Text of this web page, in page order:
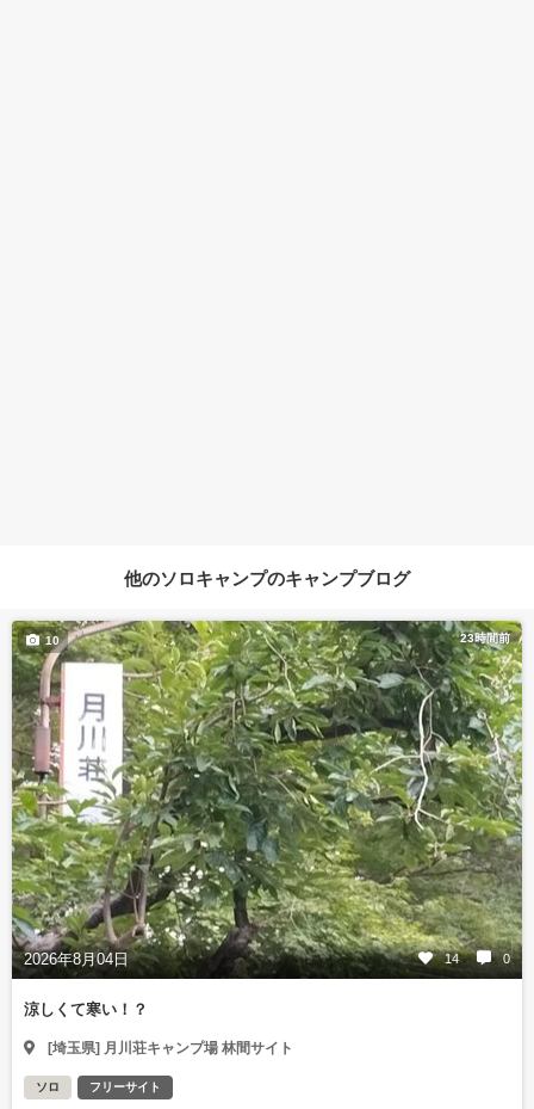
他のソロキャンプのキャンプブログ
23時間前
2026年8月04日 14 0
10
涼しくて寒い！？
[埼玉県] 月川荘キャンプ場 林間サイト
ソロ フリーサイト